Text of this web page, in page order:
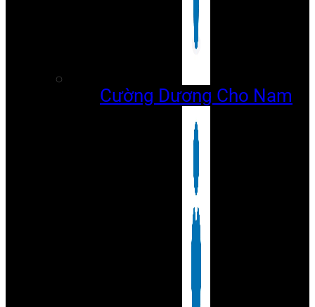
Cường Dương Cho Nam